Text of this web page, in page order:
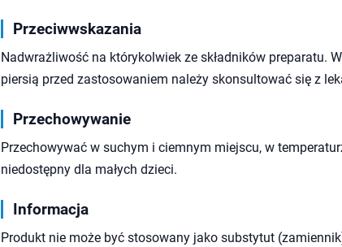
Przeciwwskazania
Nadwrażliwość na którykolwiek ze składników preparatu.
piersią przed zastosowaniem należy skonsultować się z
Przechowywanie
Przechowywać w suchym i ciemnym miejscu, w
niedostępny dla małych dzieci.
Informacja
Produkt nie może być stosowany jako substytut